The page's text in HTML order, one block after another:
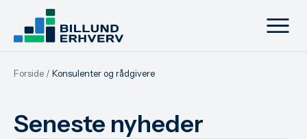
Forside / Konsulenter og rådgivere
Seneste nyheder